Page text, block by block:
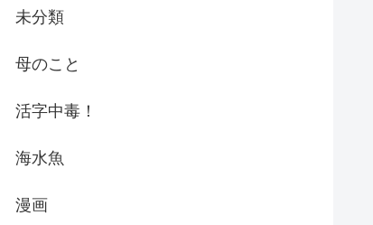
未分類
母のこと
活字中毒！
海水魚
漫画